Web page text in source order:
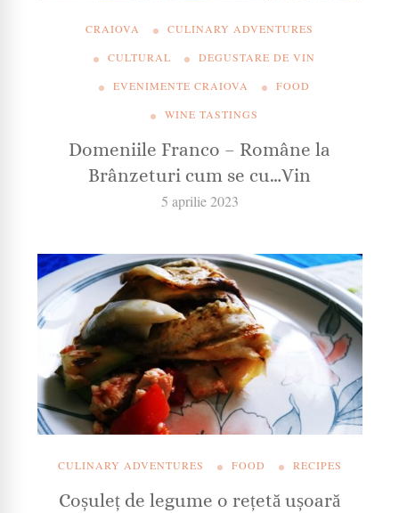
CRAIOVA
CULINARY ADVENTURES
CULTURAL
DEGUSTARE DE VIN
EVENIMENTE CRAIOVA
FOOD
WINE TASTINGS
Domeniile Franco – Române la
Brânzeturi cum se cu…Vin
5 aprilie 2023
CULINARY ADVENTURES FOOD RECIPES
Coșuleț de legume o rețetă ușoară